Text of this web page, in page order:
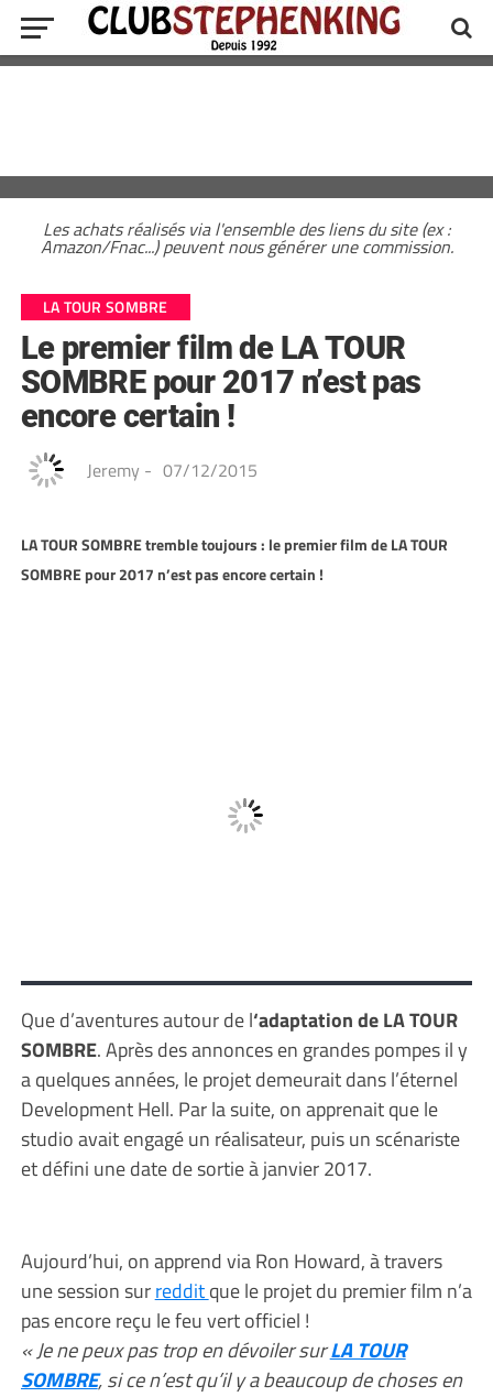
Les achats réalisés via l'ensemble des liens du site (ex :
Amazon/Fnac...) peuvent nous générer une commission.
LA TOUR SOMBRE
Le premier film de LA TOUR
SOMBRE pour 2017 n’est pas
encore certain !
Jeremy - 07/12/2015
LA TOUR SOMBRE tremble toujours : le premier film de LA TOUR
SOMBRE pour 2017 n’est pas encore certain !
Que d’aventures autour de l‘adaptation de LA TOUR
SOMBRE. Après des annonces en grandes pompes il y
a quelques années, le projet demeurait dans l’éternel
Development Hell. Par la suite, on apprenait que le
studio avait engagé un réalisateur, puis un scénariste
et défini une date de sortie à janvier 2017.
Aujourd’hui, on apprend via Ron Howard, à travers
une session surredditque le projet du premier film n’a
pas encore reçu le feu vert officiel !
« Je ne peux pas trop en dévoiler surLA TOUR
SOMBRE, si ce n’est qu’il y a beaucoup de choses en